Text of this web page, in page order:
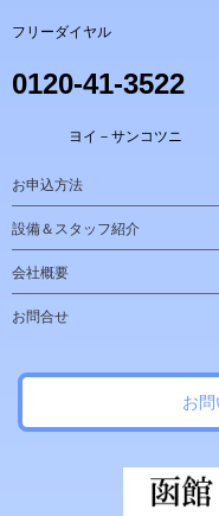
フリーダイヤル
0120-41-3522
ヨイ－サンコツニ
お申込方法
設備＆スタッフ紹介
会社概要
お問合せ
お